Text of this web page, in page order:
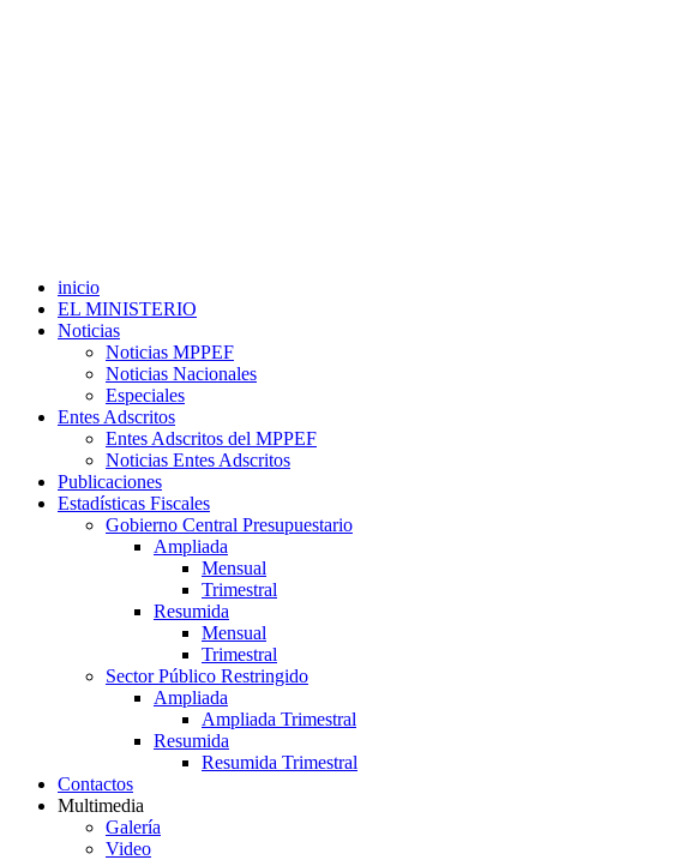
inicio
EL MINISTERIO
Noticias
Noticias MPPEF
Noticias Nacionales
Especiales
Entes Adscritos
Entes Adscritos del MPPEF
Noticias Entes Adscritos
Publicaciones
Estadísticas Fiscales
Gobierno Central Presupuestario
Ampliada
Mensual
Trimestral
Resumida
Mensual
Trimestral
Sector Público Restringido
Ampliada
Ampliada Trimestral
Resumida
Resumida Trimestral
Contactos
Multimedia
Galería
Video